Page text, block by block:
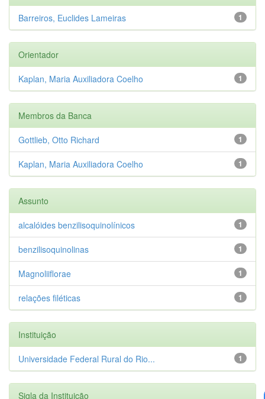
1
Barreiros, Euclides Lameiras
Orientador
1
Kaplan, Maria Auxiliadora Coelho
Membros da Banca
1
Gottlieb, Otto Richard
1
Kaplan, Maria Auxiliadora Coelho
Assunto
1
alcalóides benzilisoquinolínicos
1
benzilisoquinolinas
1
Magnoliiflorae
1
relações filéticas
Instituição
1
Universidade Federal Rural do Rio...
Sigla da Instituição